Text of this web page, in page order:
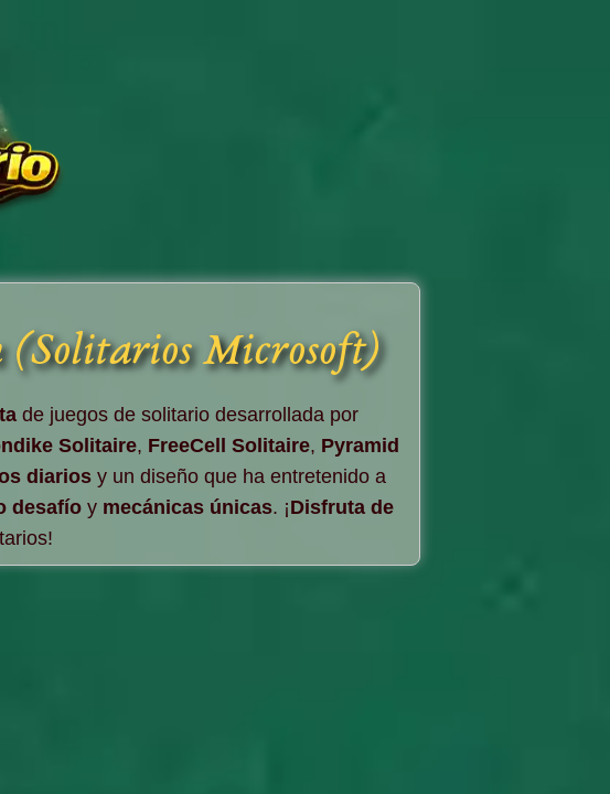
(Solitarios Microsoft)
de juegos de solitario desarrollada por
Solitaire, FreeCell Solitaire, Pyramid
diariosy un diseño que ha entretenido a
desafíoy mecánicas únicas. ¡Disfruta de